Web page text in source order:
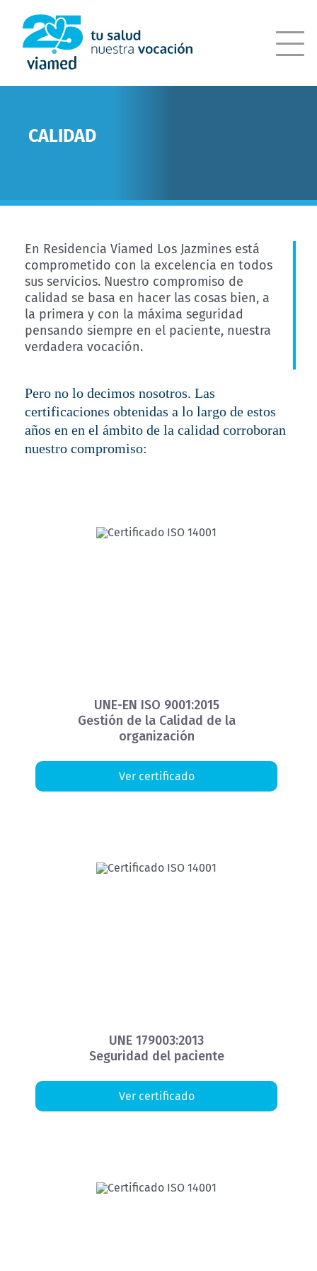
contenido
CALIDAD
En Residencia Viamed Los Jazmines está
comprometido con la excelencia en todos
sus servicios. Nuestro compromiso de
calidad se basa en hacer las cosas bien, a
la primera y con la máxima seguridad
pensando siempre en el paciente, nuestra
verdadera vocación.
Pero no lo decimos nosotros. Las
certificaciones obtenidas a lo largo de estos
años en en el ámbito de la calidad corroboran
nuestro compromiso:
UNE-EN ISO 9001:2015
Gestión de la Calidad de la
organización
Ver certificado
UNE 179003:2013
Seguridad del paciente
Ver certificado